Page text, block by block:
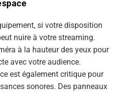
si votre disposition
nuire à votre streaming.
à la hauteur des yeux pour
avec votre audience.
est également critique pour
sonores. Des panneaux